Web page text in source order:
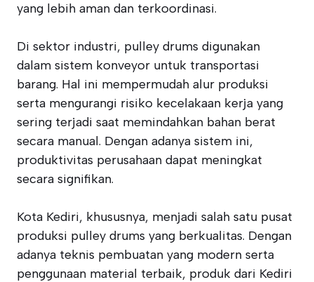
yang lebih aman dan terkoordinasi.
Di sektor industri, pulley drums digunakan
dalam sistem konveyor untuk transportasi
barang. Hal ini mempermudah alur produksi
serta mengurangi risiko kecelakaan kerja yang
sering terjadi saat memindahkan bahan berat
secara manual. Dengan adanya sistem ini,
produktivitas perusahaan dapat meningkat
secara signifikan.
Kota Kediri, khususnya, menjadi salah satu pusat
produksi pulley drums yang berkualitas. Dengan
adanya teknis pembuatan yang modern serta
penggunaan material terbaik, produk dari Kediri